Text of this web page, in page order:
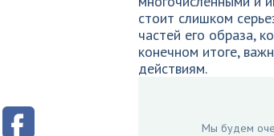
стоит слишком
частей его образа,
конечном итоге,
действиям.
Мы будем